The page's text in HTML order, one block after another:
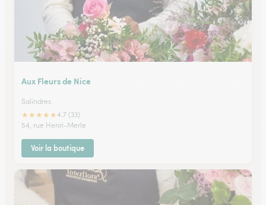
Aux Fleurs de Nice
Salindres
★★★★★4.7 (33)
54, rue Henri-Merle
Voir la boutique